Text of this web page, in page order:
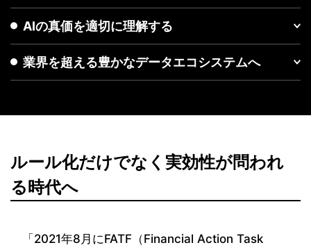
AIの真価を適切に理解する
業界を超える豊かなデータエコシステムへ
ルール化だけでなく実効性が問われ
る時代へ
「2021年8月にFATF（Financial Action Task